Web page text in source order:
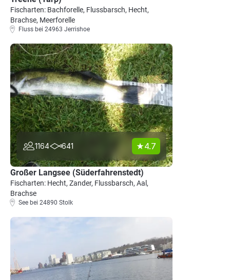
Fischarten: Bachforelle, Flussbarsch, Hecht,
Brachse, Meerforelle
Fluss bei 24963 Jerrishoe
1164 641 4.7
Großer Langsee (Süderfahrenstedt)
Fischarten: Hecht, Zander, Flussbarsch, Aal,
Brachse
See bei 24890 Stolk